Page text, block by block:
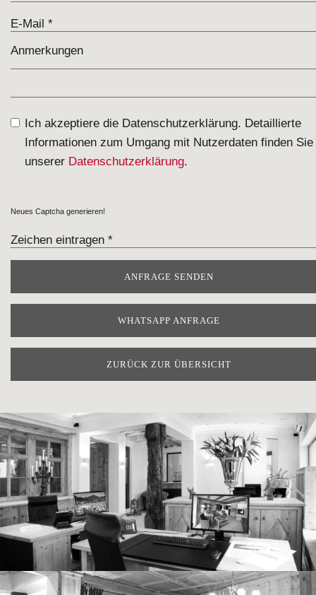
Ich akzeptiere die Datenschutzerklärung. Detaillierte
Informationen zum Umgang mit Nutzerdaten finden Sie
unserer Datenschutzerklärung.
Neues Captcha generieren!
WHATSAPP ANFRAGE
ZURÜCK ZUR ÜBERSICHT